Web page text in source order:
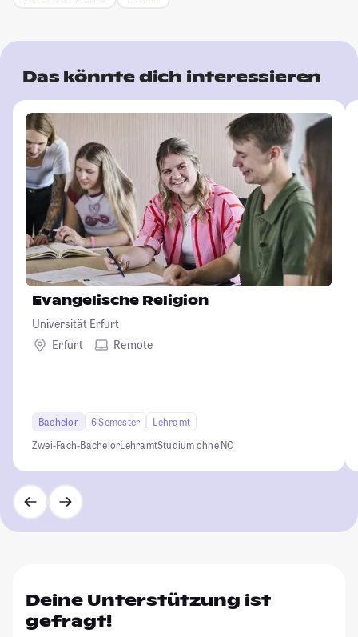
Das könnte dich interessieren
Evangelische Religion
Universität Erfurt
Erfurt
Remote
Bachelor 6 Semester
Lehramt
Zwei-Fach-BachelorLehramtStudium ohne NC
Deine Unterstützung ist
gefragt!